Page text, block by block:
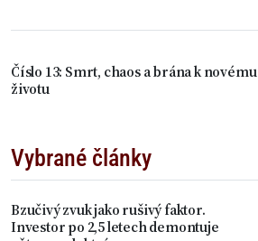
Číslo 13: Smrt, chaos a brána k novému
životu
Vybrané články
Bzučivý zvuk jako rušivý faktor.
Investor po 2,5 letech demontuje